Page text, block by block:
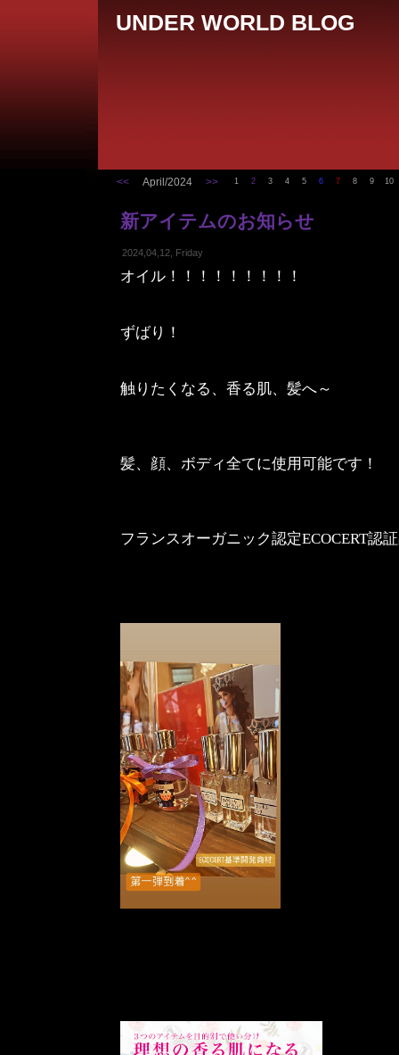
UNDER WORLD BLOG
<< April/2024 >> 1 2 3 4 5 6 7 8 9 10
新アイテムのお知らせ
2024,04,12, Friday
オイル！！！！！！！！！
ずばり！
触りたくなる、香る肌、髪へ～
髪、顔、ボディ全てに使用可能です！
フランスオーガニック認定ECOCERT認